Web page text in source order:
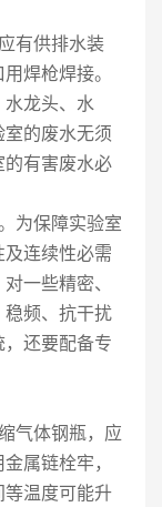
有供排水装
焊枪焊接。
水龙头、水
的废水无须
的有害废水必
为保障实验室
连续性必需
一些精密、
稳频、抗干扰
还要配备专
气体钢瓶，应
属链栓牢，
等温度可能升